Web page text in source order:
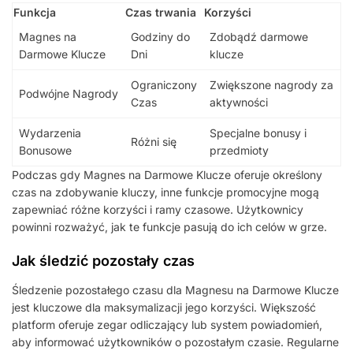
Funkcja Czas trwania
Korzyści
Magnes na
Darmowe Klucze
Godziny do
Dni
Zdobądź darmowe
klucze
Podwójne Nagrody
Ograniczony
Czas
Zwiększone nagrody za
aktywności
Wydarzenia
Bonusowe
Różni się
Specjalne bonusy i
przedmioty
Podczas gdy Magnes na Darmowe Klucze oferuje określony
czas na zdobywanie kluczy, inne funkcje promocyjne mogą
zapewniać różne korzyści i ramy czasowe. Użytkownicy
powinni rozważyć, jak te funkcje pasują do ich celów w grze.
Jak śledzić pozostały czas
Śledzenie pozostałego czasu dla Magnesu na Darmowe Klucze
jest kluczowe dla maksymalizacji jego korzyści. Większość
platform oferuje zegar odliczający lub system powiadomień,
aby informować użytkowników o pozostałym czasie. Regularne